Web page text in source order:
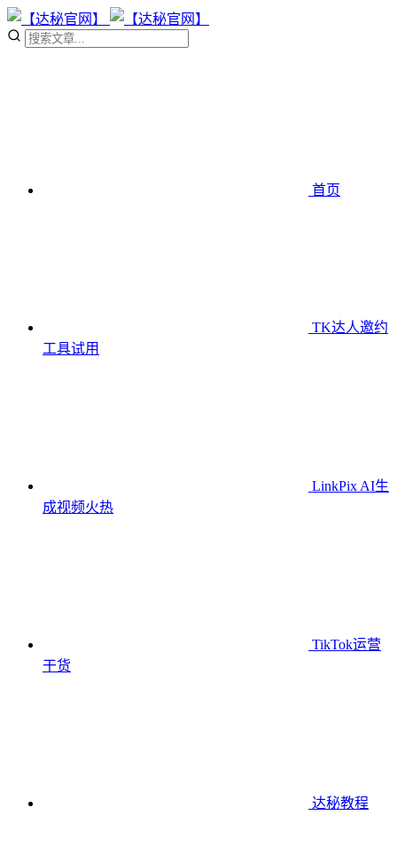
首页
TK达人邀约
工具试用
LinkPix AI生
成视频火热
TikTok运营
干货
达秘教程